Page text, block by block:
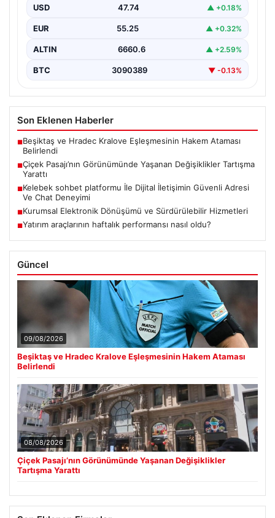
Çiçek Pasajı, son dönemde giriş cephesine
yerleştirilen…
USD 47.74 ▲ +0.18%
EUR 55.25 ▲ +0.32%
ALTIN 6660.6 ▲ +2.59%
BTC 3090389 ▼ -0.13%
Son Eklenen Haberler
■Beşiktaş ve Hradec Kralove Eşleşmesinin Hakem Ataması
Belirlendi
■Çiçek Pasajı’nın Görünümünde Yaşanan Değişiklikler Tartışma
Yarattı
■Kelebek sohbet platformu İle Dijital İletişimin Güvenli Adresi
Ve Chat Deneyimi
■Kurumsal Elektronik Dönüşümü ve Sürdürülebilir Hizmetleri
■Yatırım araçlarının haftalık performansı nasıl oldu?
Güncel
09/08/2026
Beşiktaş ve Hradec Kralove Eşleşmesinin Hakem Ataması
Belirlendi
08/08/2026
Çiçek Pasajı’nın Görünümünde Yaşanan Değişiklikler
Tartışma Yarattı